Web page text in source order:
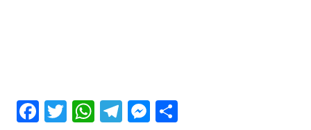
Facebook
Twitter
WhatsApp
Telegram
Messenger